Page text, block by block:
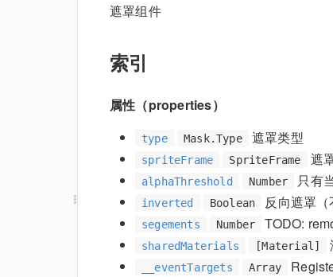
遮罩组件
索引
属性（properties）
type Mask.Type 遮罩类型
spriteFrame SpriteFrame 遮
alphaThreshold Number 只有
inverted Boolean 反向遮罩（
segements Number TODO:
sharedMaterials [Material]
__eventTargets Array